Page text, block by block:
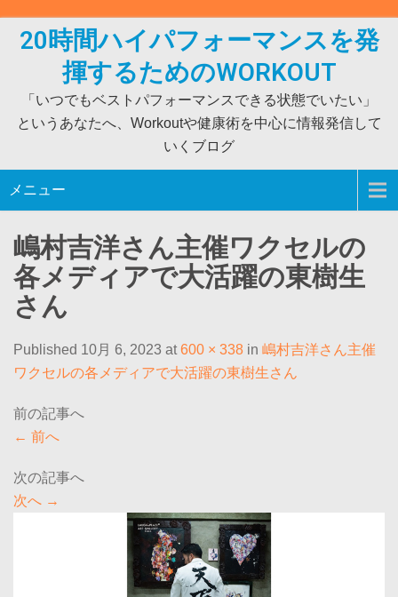
20時間ハイパフォーマンスを発
揮するためのWORKOUT
「いつでもベストパフォーマンスできる状態でいたい」
というあなたへ、Workoutや健康術を中心に情報発信して
いくブログ
メニュー
嶋村吉洋さん主催ワクセルの
各メディアで大活躍の東樹生
さん
Published 10月 6, 2023 at600 × 338 in 嶋村吉洋さん主催
ワクセルの各メディアで大活躍の東樹生さん
← 前へ
次へ →